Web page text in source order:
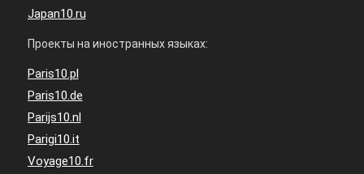
Japan10.ru
Проекты на иностранных языках:
Paris10.pl
Paris10.de
Parijs10.nl
Parigi10.it
Voyage10.fr